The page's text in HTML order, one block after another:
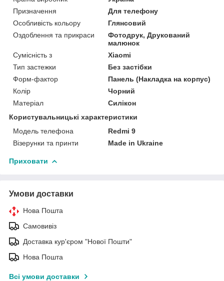
Призначення
Для телефону
Особливість кольору
Глянсовий
Оздоблення та прикраси
Фотодрук, Друкований
малюнок
Сумісність з
Xiaomi
Тип застежки
Без застібки
Форм-фактор
Панель (Накладка на корпус)
Колір
Чорний
Матеріал
Силікон
Користувальницькі характеристики
Модель телефона
Redmi 9
Візерунки та принти
Made in Ukraine
Приховати
Умови доставки
Нова Пошта
Самовивіз
Доставка кур'єром "Нової Пошти"
Нова Пошта
Всі умови доставки